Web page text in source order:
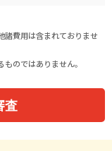
諸費用は含まれておりませ
のではありません。
査